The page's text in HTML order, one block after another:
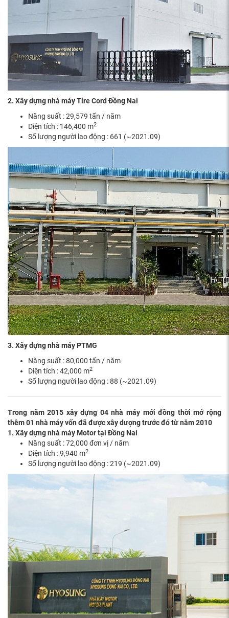
2. Xây dựng nhà máy Tire Cord Đồng Nai
Năng suất : 29,579 tấn / năm
Diện tích : 146,400 m2
Số lượng người lao động : 661 (~2021.09)
3. Xây dựng nhà máy PTMG
Năng suất : 80,000 tấn / năm
Diện tích : 42,000 m2
Số lượng người lao động : 88 (~2021.09)
Trong năm 2015 xây dựng 04 nhà máy mới đồng thời mở rộng
thêm 01 nhà máy vốn đã được xây dượng trước đó từ năm 2010
1. Xây dựng nhà máy Motor tại Đồng Nai
Năng suất : 72,000 đơn vị / năm
Diện tích : 9,940 m2
Số lượng người lao động : 219 (~2021.09)